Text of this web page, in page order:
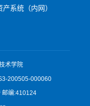
产系统（内网）
术学院
200505-000060
邮编:410124